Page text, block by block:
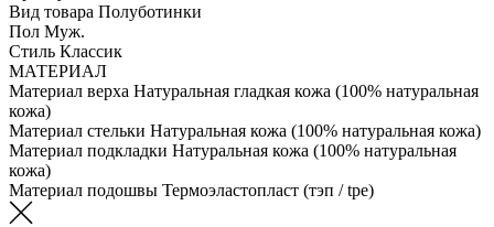
Вид товара Полуботинки
Пол Муж.
Стиль Классик
МАТЕРИАЛ
Материал верха Натуральная гладкая кожа (100% натуральная
кожа)
Материал стельки Натуральная кожа (100% натуральная кожа)
Материал подкладки Натуральная кожа (100% натуральная
кожа)
Материал подошвы Термоэластопласт (тэп / tpe)